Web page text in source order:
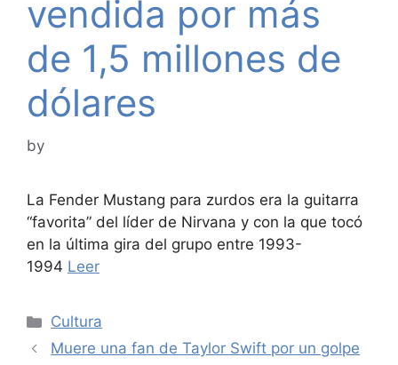
vendida por más
de 1,5 millones de
dólares
by
La Fender Mustang para zurdos era la guitarra
“favorita” del líder de Nirvana y con la que tocó
en la última gira del grupo entre 1993-
1994 Leer
Categories
Cultura
Muere una fan de Taylor Swift por un golpe